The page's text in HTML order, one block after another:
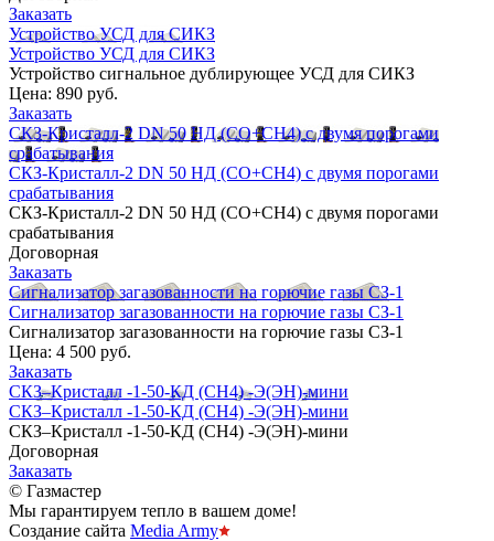
Заказать
Устройство УСД для СИКЗ
Устройство УСД для СИКЗ
Устройство сигнальное дублирующее УСД для СИКЗ
Цена: 890 руб.
Заказать
СКЗ-Кристалл-2 DN 50 НД (СО+CH4) с двумя порогами
срабатывания
СКЗ-Кристалл-2 DN 50 НД (СО+CH4) с двумя порогами
срабатывания
СКЗ-Кристалл-2 DN 50 НД (СО+CH4) с двумя порогами
срабатывания
Договорная
Заказать
Сигнализатор загазованности на горючие газы СЗ-1
Сигнализатор загазованности на горючие газы СЗ-1
Сигнализатор загазованности на горючие газы СЗ-1
Цена: 4 500 руб.
Заказать
СКЗ–Кристалл -1-50-КД (СН4) -Э(ЭН)-мини
СКЗ–Кристалл -1-50-КД (СН4) -Э(ЭН)-мини
СКЗ–Кристалл -1-50-КД (СН4) -Э(ЭН)-мини
Договорная
Заказать
© Газмастер
Мы гарантируем тепло в вашем доме!
Создание сайта Media Army